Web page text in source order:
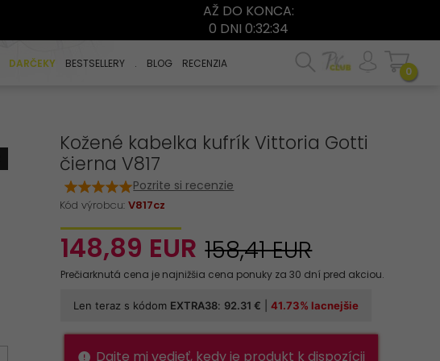
AŽ DO KONCA:
0 DNI 0:32:33
DARČEKY BESTSELLERY . BLOG RECENZIA
0
Kožené kabelka kufrík Vittoria Gotti
čierna V817
Kód výrobcu:V817cz
Pozrite si recenzie
148,89 EUR 158,41 EUR
Dajte mi vedieť, kedy je produkt k dispozícii